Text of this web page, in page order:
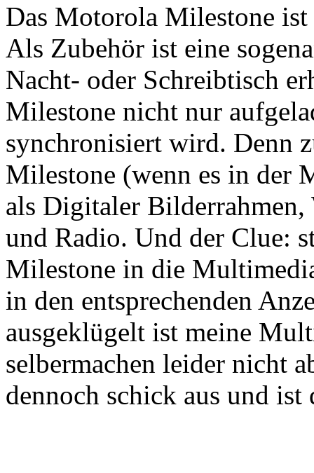
Das Motorola Milestone
Als Zubehör ist eine
Nacht- oder Schreibtisch
Milestone nicht nur
synchronisiert wird. Denn
Milestone (wenn es in der
als Digitaler Bilderrahmen,
und Radio. Und der Clue:
Milestone in die
in den entsprechenden
ausgeklügelt ist meine
selbermachen leider nicht
dennoch schick aus und ist